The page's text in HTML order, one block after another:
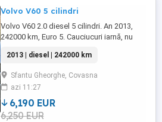
Volvo V60 5 cilindri
Volvo V60 2.0 diesel 5 cilindri. An 2013,
242000 km, Euro 5. Cauciucuri iarnă, nu
zi. Preț în euro. Telefon: !!!NU RĂSPUND LA
MESAJE!!!
2013 | diesel | 242000 km
Sfantu Gheorghe, Covasna
azi 11:27
6,190 EUR
6,250 EUR